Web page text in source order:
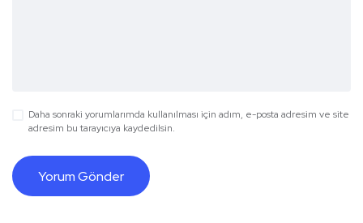
Daha sonraki yorumlarımda kullanılması için adım, e-posta adresim ve site
adresim bu tarayıcıya kaydedilsin.